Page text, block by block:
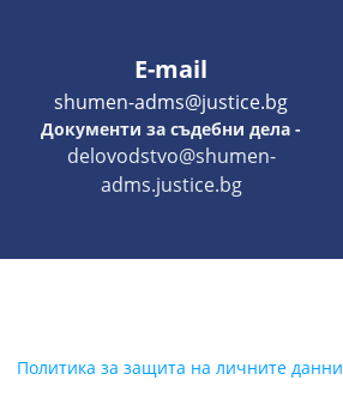
E-mail
shumen-adms@justice.bg
Документи за съдебни дела -
delovodstvo@shumen-
adms.justice.bg
Политика за защита на личните данни